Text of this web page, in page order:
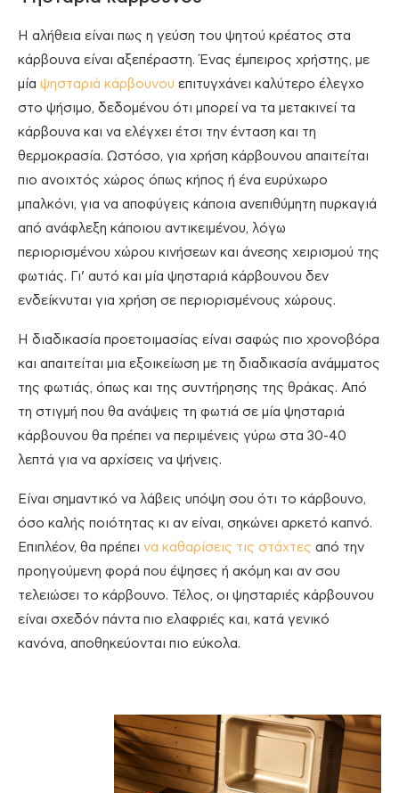
Η αλήθεια είναι πως η γεύση του ψητού κρέατος στα
κάρβουνα είναι αξεπέραστη. Ένας έμπειρος χρήστης, με
μία ψησταριά κάρβουνου επιτυγχάνει καλύτερο έλεγχο
στο ψήσιμο, δεδομένου ότι μπορεί να τα μετακινεί τα
κάρβουνα και να ελέγχει έτσι την ένταση και τη
θερμοκρασία. Ωστόσο, για χρήση κάρβουνου απαιτείται
πιο ανοιχτός χώρος όπως κήπος ή ένα ευρύχωρο
μπαλκόνι, για να αποφύγεις κάποια ανεπιθύμητη πυρκαγιά
από ανάφλεξη κάποιου αντικειμένου, λόγω
περιορισμένου χώρου κινήσεων και άνεσης χειρισμού της
φωτιάς. Γι’ αυτό και μία ψησταριά κάρβουνου δεν
ενδείκνυται για χρήση σε περιορισμένους χώρους.
Η διαδικασία προετοιμασίας είναι σαφώς πιο χρονοβόρα
και απαιτείται μια εξοικείωση με τη διαδικασία ανάμματος
της φωτιάς, όπως και της συντήρησης της θράκας. Από
τη στιγμή που θα ανάψεις τη φωτιά σε μία ψησταριά
κάρβουνου θα πρέπει να περιμένεις γύρω στα 30-40
λεπτά για να αρχίσεις να ψήνεις.
Είναι σημαντικό να λάβεις υπόψη σου ότι το κάρβουνο,
όσο καλής ποιότητας κι αν είναι, σηκώνει αρκετό καπνό.
Επιπλέον, θα πρέπει να καθαρίσεις τις στάχτες από την
προηγούμενη φορά που έψησες ή ακόμη και αν σου
τελειώσει το κάρβουνο. Τέλος, οι ψησταριές κάρβουνου
είναι σχεδόν πάντα πιο ελαφριές και, κατά γενικό
κανόνα, αποθηκεύονται πιο εύκολα.